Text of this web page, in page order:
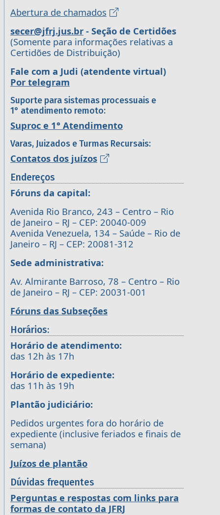
Abertura de chamados
secer@jfrj.jus.br - Seção de Certidões
(Somente para informações relativas a
Certidões de Distribuição)
Fale com a Judi (atendente virtual)
Por telegram
Suporte para sistemas processuais e
1° atendimento remoto:
Suproc e 1° Atendimento
Varas, Juizados e Turmas Recursais:
Contatos dos juízos
Endereços
Fóruns da capital:
Avenida Rio Branco, 243 – Centro – Rio
de Janeiro – RJ – CEP: 20040-009
Avenida Venezuela, 134 – Saúde – Rio de
Janeiro – RJ – CEP: 20081-312
Sede administrativa:
Av. Almirante Barroso, 78 – Centro – Rio
de Janeiro – RJ – CEP: 20031-001
Fóruns das Subseções
Horários:
Horário de atendimento:
das 12h às 17h
Horário de expediente:
das 11h às 19h
Plantão judiciário:
Pedidos urgentes fora do horário de
expediente (inclusive feriados e finais de
semana)
Juízos de plantão
Dúvidas frequentes
Perguntas e respostas com links para
formas de contato da JFRJ